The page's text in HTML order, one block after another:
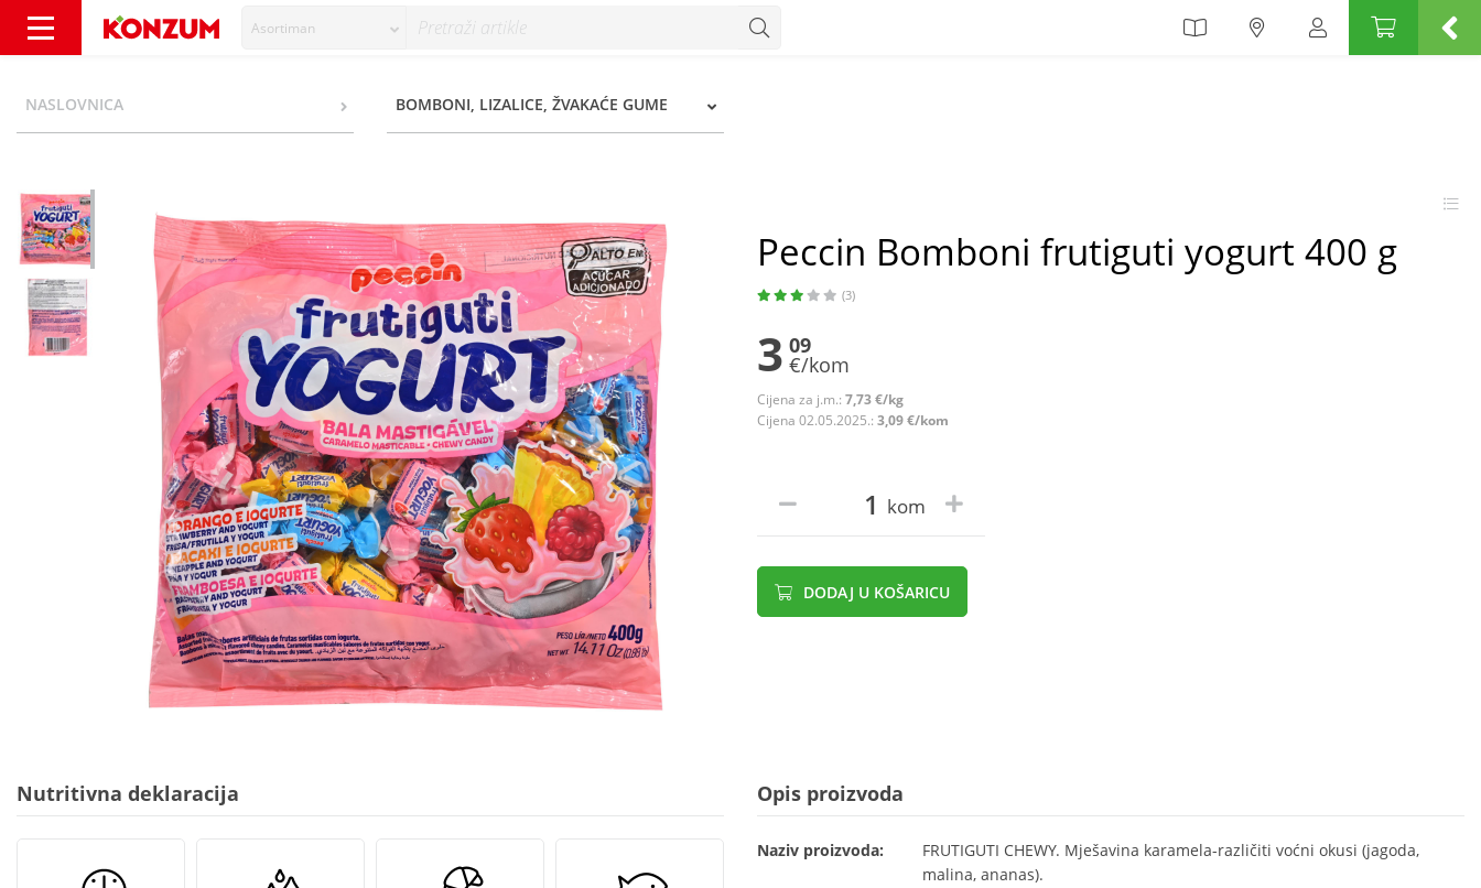
Asortiman
NASLOVNICA BOMBONI, LIZALICE, ŽVAKAĆE GUME
Peccin Bomboni frutiguti yogurt 400 g
(3)
3 09
€/kom
Cijena za j.m.: 7,73 €/kg
Cijena 02.05.2025.: 3,09 €/kom
kom
DODAJ U KOŠARICU
Nutritivna deklaracija Opis proizvoda
Naziv proizvoda:
FRUTIGUTI CHEWY. Mješavina karamela-različiti voćni okusi (jagoda,
malina, ananas).